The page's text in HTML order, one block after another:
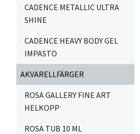
CADENCE METALLIC ULTRA
SHINE
CADENCE HEAVY BODY GEL
IMPASTO
AKVARELLFÄRGER
ROSA GALLERY FINE ART
HELKOPP
ROSA TUB 10 ML